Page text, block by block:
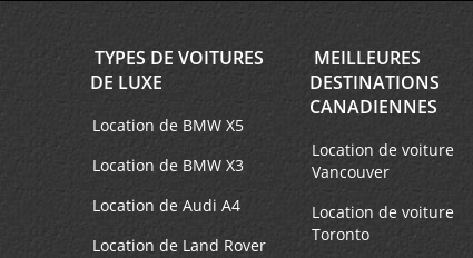
TYPES DE VOITURES
DE LUXE
Location de BMW X5
Location de BMW X3
Location de Audi A4
Location de Land Rover
MEILLEURES
DESTINATIONS
CANADIENNES
Location de voiture
Vancouver
Location de voiture
Toronto